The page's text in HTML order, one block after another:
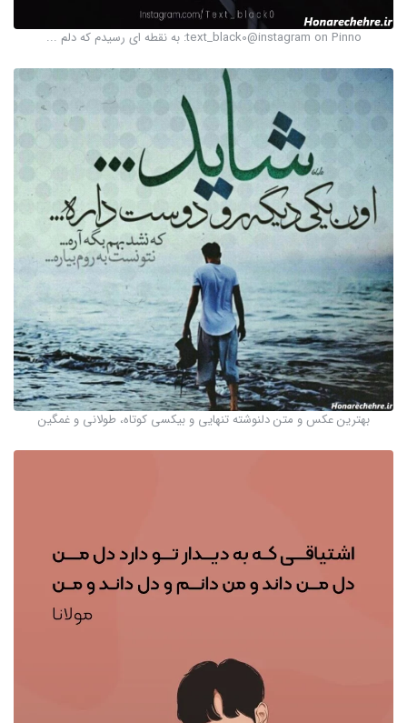
text_black0@instagram on Pinno: به نقطه ای رسیدم که دلم ...
بهترین عکس و متن دلنوشته تنهایی و بیکسی کوتاه، طولانی و غمگین